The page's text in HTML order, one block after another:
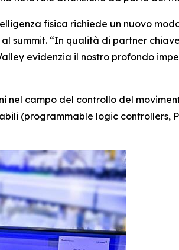
fisica richiede un nuovo
summit. “In qualità di partner
evidenzia il nostro profondo
campo del controllo del
(programmable logic controllers,